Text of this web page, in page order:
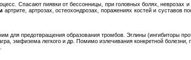
Спасают пиявки от бессонницы, при головных болях, неврозах
артрите, артрозах, остеохондрозах, поражениях костей и
для предотвращения образования тромбов. Эглины (ингибиторы
эмфизема легкого и др. Помимо излечивания конкретной